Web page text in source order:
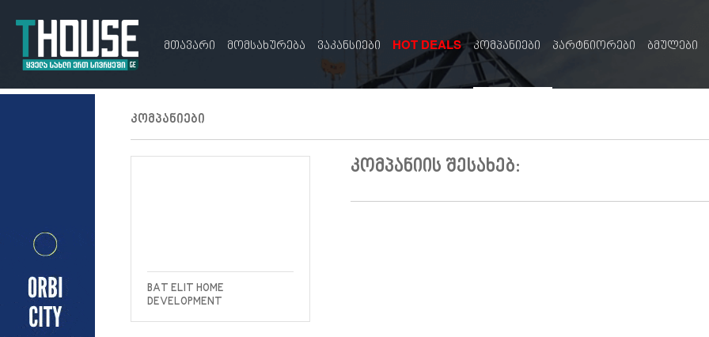
მთავარი მომსახურება ვაკანსიები HOT DEALS კომპანიები პარტნიორები ბმულები
კომპანიები
BAT ELIT HOME
DEVELOPMENT
კომპანიის შესახებ: